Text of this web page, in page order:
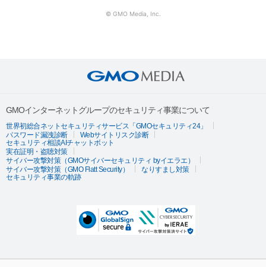
© GMO Media, Inc.
GMOインターネットグループのセキュリティ事業について
世界初総合ネットセキュリティサービス「GMOセキュリティ24」
パスワード漏洩診断
Webサイトリスク診断
セキュリティ相談AIチャットボット
実在証明・盗聴対策
サイバー攻撃対策（GMOサイバーセキュリティ byイエラエ）
サイバー攻撃対策（GMO Flatt Security）
なりすまし対策
セキュリティ事業の軌跡